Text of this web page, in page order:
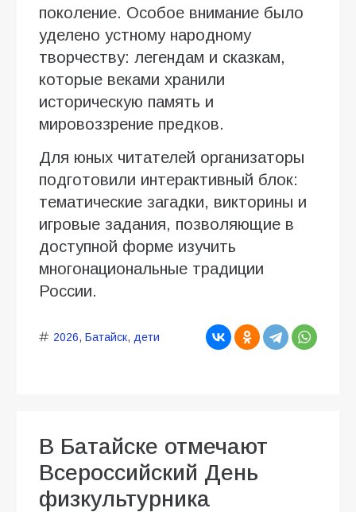
поколение. Особое внимание было
уделено устному народному
творчеству: легендам и сказкам,
которые веками хранили
историческую память и
мировоззрение предков.
Для юных читателей организаторы
подготовили интерактивный блок:
тематические загадки, викторины и
игровые задания, позволяющие в
доступной форме изучить
многонациональные традиции
России.
2026, Батайск, дети
В Батайске отмечают
Всероссийский День
физкультурника